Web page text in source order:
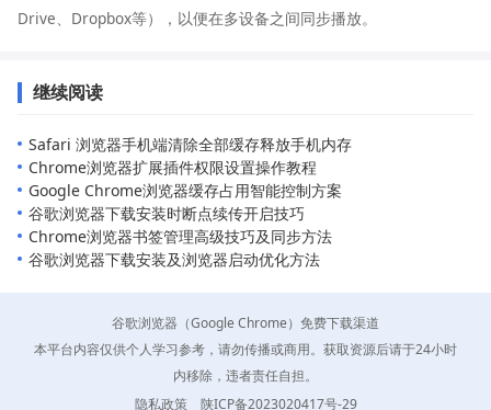
Drive、Dropbox等），以便在多设备之间同步播放。
继续阅读
Safari 浏览器手机端清除全部缓存释放手机内存
Chrome浏览器扩展插件权限设置操作教程
Google Chrome浏览器缓存占用智能控制方案
谷歌浏览器下载安装时断点续传开启技巧
Chrome浏览器书签管理高级技巧及同步方法
谷歌浏览器下载安装及浏览器启动优化方法
谷歌浏览器（Google Chrome）免费下载渠道
本平台内容仅供个人学习参考，请勿传播或商用。获取资源后请于24小时
内移除，违者责任自担。
隐私政策
陕ICP备2023020417号-29